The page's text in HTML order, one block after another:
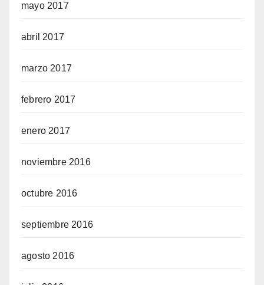
mayo 2017
abril 2017
marzo 2017
febrero 2017
enero 2017
noviembre 2016
octubre 2016
septiembre 2016
agosto 2016